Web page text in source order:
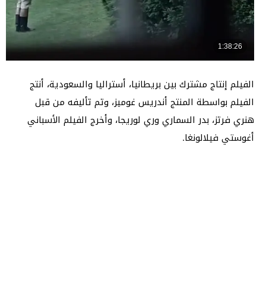
الفيلم إنتاج مشترك بين بريطانيا، أستراليا والسعودية، أنتج
الفيلم بواسطة المنتج أندريس غوميز، وتم تأليفه من قبل
هنري فرتز، بدر السماري وري لوريجا، وأخرج الفيلم الأسباني
أغوستي فيلالونغا.